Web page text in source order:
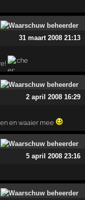
31 maart 2008 21:13
2 april 2008 16:29
en waaier mee
5 april 2008 23:16